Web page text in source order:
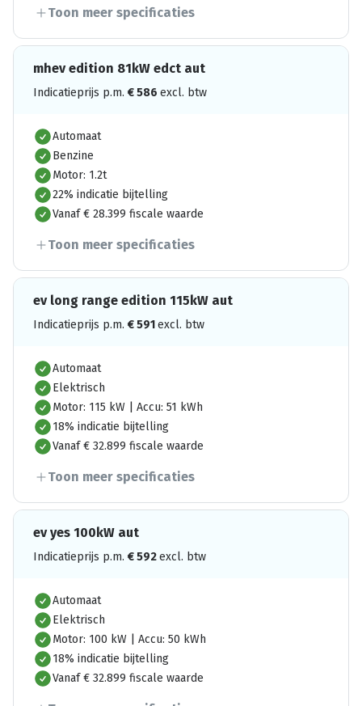
Toon meer specificaties
mhev edition 81kW edct aut
Indicatieprijs p.m. €586 excl. btw
Automaat
Benzine
Motor: 1.2t
22% indicatie bijtelling
Vanaf € 28.399 fiscale waarde
Toon meer specificaties
ev long range edition 115kW aut
Indicatieprijs p.m. €591excl. btw
Automaat
Elektrisch
Motor: 115 kW | Accu: 51 kWh
18% indicatie bijtelling
Vanaf € 32.899 fiscale waarde
Toon meer specificaties
ev yes 100kW aut
Indicatieprijs p.m. €592excl. btw
Automaat
Elektrisch
Motor: 100 kW | Accu: 50 kWh
18% indicatie bijtelling
Vanaf € 32.899 fiscale waarde